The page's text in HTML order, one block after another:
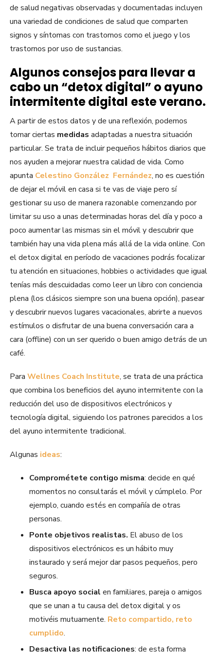
de salud negativas observadas y documentadas incluyen
una variedad de condiciones de salud que comparten
signos y síntomas con trastornos como el juego y los
trastornos por uso de sustancias.
Algunos consejos para llevar a
cabo un “detox digital” o ayuno
intermitente digital este verano.
A partir de estos datos y de una reflexión, podemos
tomar ciertas medidas adaptadas a nuestra situación
particular. Se trata de incluir pequeños hábitos diarios que
nos ayuden a mejorar nuestra calidad de vida. Como
apunta Celestino González Fernández, no es cuestión
de dejar el móvil en casa si te vas de viaje pero sí
gestionar su uso de manera razonable comenzando por
limitar su uso a unas determinadas horas del día y poco a
poco aumentar las mismas sin el móvil y descubrir que
también hay una vida plena más allá de la vida online. Con
el detox digital en período de vacaciones podrás focalizar
tu atención en situaciones, hobbies o actividades que igual
tenías más descuidadas como leer un libro con conciencia
plena (los clásicos siempre son una buena opción), pasear
y descubrir nuevos lugares vacacionales, abrirte a nuevos
estímulos o disfrutar de una buena conversación cara a
cara (offline) con un ser querido o buen amigo detrás de un
café.
Para Wellnes Coach Institute, se trata de una práctica
que combina los beneficios del ayuno intermitente con la
reducción del uso de dispositivos electrónicos y
tecnología digital, siguiendo los patrones parecidos a los
del ayuno intermitente tradicional.
Algunas ideas:
Comprométete contigo misma: decide en qué
momentos no consultarás el móvil y cúmplelo. Por
ejemplo, cuando estés en compañía de otras
personas.
Ponte objetivos realistas. El abuso de los
dispositivos electrónicos es un hábito muy
instaurado y será mejor dar pasos pequeños, pero
seguros.
Busca apoyo social en familiares, pareja o amigos
que se unan a tu causa del detox digital y os
motivéis mutuamente. Reto compartido, reto
cumplido.
Desactiva las notificaciones: de esta forma